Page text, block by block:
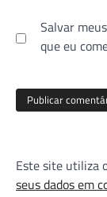
Salvar
que eu
Este site utiliza
seus dados em